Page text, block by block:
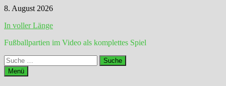
Zum
springen
8. August 2026
In voller Länge
Fußballpartien im Video als komplettes Spiel
Suche
nach:
Menü